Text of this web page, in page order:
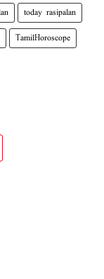
today rasipalan
TamilHoroscope